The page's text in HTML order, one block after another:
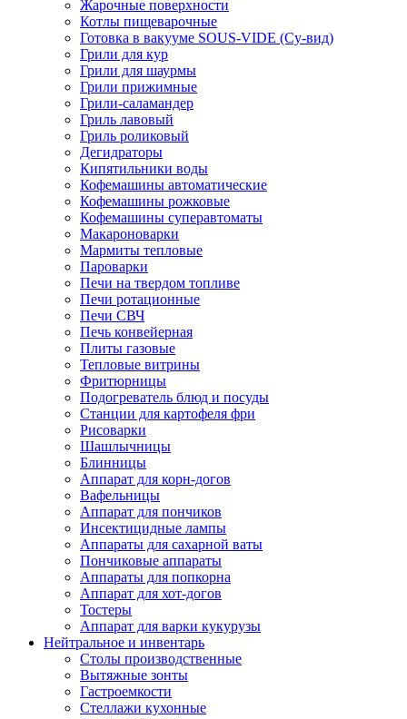
Жарочные поверхности
Котлы пищеварочные
Готовка в вакууме SOUS-VIDE (Су-вид)
Грили для кур
Грили для шаурмы
Грили прижимные
Грили-саламандер
Гриль лавовый
Гриль роликовый
Дегидраторы
Кипятильники воды
Кофемашины автоматические
Кофемашины рожковые
Кофемашины суперавтоматы
Макароноварки
Мармиты тепловые
Пароварки
Печи на твердом топливе
Печи ротационные
Печи СВЧ
Печь конвейерная
Плиты газовые
Тепловые витрины
Фритюрницы
Подогреватель блюд и посуды
Станции для картофеля фри
Рисоварки
Шашлычницы
Блинницы
Аппарат для корн-догов
Вафельницы
Аппарат для пончиков
Инсектицидные лампы
Аппараты для сахарной ваты
Пончиковые аппараты
Аппараты для попкорна
Аппарат для хот-догов
Тостеры
Аппарат для варки кукурузы
Нейтральное и инвентарь
Столы производственные
Вытяжные зонты
Гастроемкости
Стеллажи кухонные